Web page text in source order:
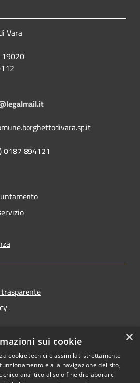
Vara
19020
0187 894121
×
sui cookie
cookie tecnici e assimilati strettamente
e alla navigazione del sito,
analitico al solo fine di elaborare